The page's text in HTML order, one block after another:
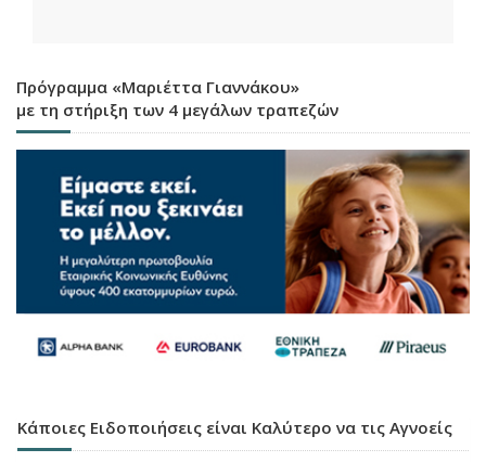
Πρόγραμμα «Μαριέττα Γιαννάκου»
με τη στήριξη των 4 μεγάλων τραπεζών
Κάποιες Ειδοποιήσεις είναι Καλύτερο να τις Αγνοείς